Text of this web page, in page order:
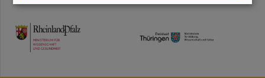
TMWWDG